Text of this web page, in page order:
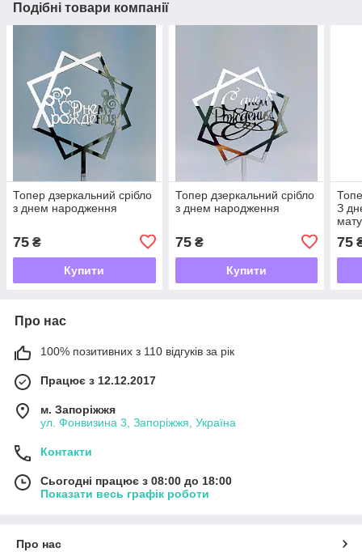
Подібні товари компанії
Топер дзеркальний срібло
з днем народження
75 ₴
Купити
Топер дзеркальний срібло
з днем народження
75₴
Купити
З
75
Про нас
100% позитивних з 110 відгуків за рік
Працює з 12.12.2017
м. Запоріжжя
ул. Фонвизина 3, Запоріжжя, Україна
Контакти
Сьогодні працює з 08:00 до 18:00
Показати весь графік роботи
Про нас